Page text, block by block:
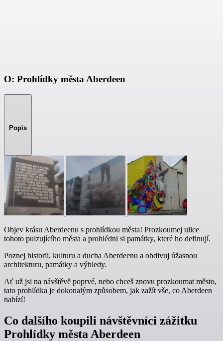
O: Prohlídky města Aberdeen
Popis
Objev krásu Aberdeenu s prohlídkou města! Prozkoumej ulice
tohoto pulzujícího města a prohlédni si památky, které ho definují.
Poznej historii, kulturu a ducha Aberdeenu a obdivuj úžasnou
architekturu, památky a výhledy.
Ať už jsi na návštěvě poprvé, nebo chceš znovu prozkoumat město,
tato prohlídka je dokonalým způsobem, jak zažít vše, co Aberdeen
nabízí!
Co dalšího koupili návštěvníci zážitku
Prohlídky města Aberdeen